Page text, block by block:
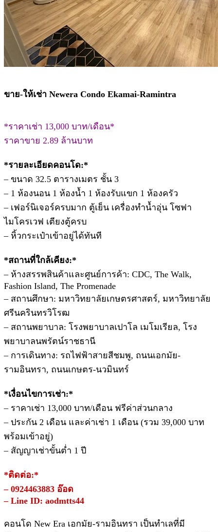
ขาย-ให้เช่า Newera Condo Ekamai-Ramintra
*ราคาเช่า 13,000 บาท/เดือน*
ราคาขาย 2.89 ล้านบาท
*รายละเอียดคอนโด:*
– ขนาด 32.5 ตารางเมตร ชั้น 3
– 1 ห้องนอน 1 ห้องน้ำ 1 ห้องรับแขก 1 ห้องครัว
– เฟอร์นิเจอร์ครบมาก ตู้เย็น เครื่องทำน้ำอุ่น โซฟา
ไมโครเวฟ เตียงตู้ครบ
– หิ้วกระเป๋าเข้าอยู่ได้ทันที
*สถานที่ใกล้เคียง:*
– ห้างสรรพสินค้าและศูนย์การค้า: CDC, The Walk,
Fashion Island, The Promenade
– สถานศึกษา: มหาวิทยาลัยเกษตรศาสตร์, มหาวิทยาลัย
ศรีนครินทรวิโรฒ
– สถานพยาบาล: โรงพยาบาลเปาโล เมโมเรียล, โรง
พยาบาลนพรัตน์ราชธานี
– การเดินทาง: รถไฟฟ้าสายสีชมพู, ถนนเอกมัย-
รามอินทรา, ถนนเกษตร-นวมินทร์
*เงื่อนไขการเช่า:*
– ราคาเช่า 13,000 บาท/เดือน ฟรีค่าส่วนกลาง
– ประกัน 2 เดือน และค่าเช่า 1 เดือน (รวม 39,000 บาท
พร้อมเข้าอยู่)
– สัญญาเช่าขั้นต่ำ 1 ปี
*ติดต่อ:*
– 0924463883 อ๊อด
– Line ID: aodmtts44
คอนโด New Era เอกมัย-รามอินทรา เป็นทำเลที่มี